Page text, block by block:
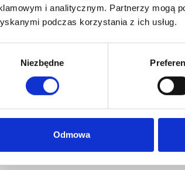
i analitycznym. Partnerzy mogą
podczas korzystania z ich usług.
Niezbędne
Odmowa
• Pharrell Williams • Billie Eilish •
+ dużo więcej!
ze znajomymi,
pokusami z wdziękiem
(oraz nieskrępowana